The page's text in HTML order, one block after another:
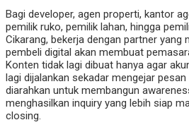
Bagi developer, agen properti, kantor
pemilik ruko, pemilik lahan, hingga
Cikarang, bekerja dengan partner yang
pembeli digital akan membuat
Konten tidak lagi dibuat hanya agar
lagi dijalankan sekadar mengejar
diarahkan untuk membangun
menghasilkan inquiry yang lebih siap
closing.